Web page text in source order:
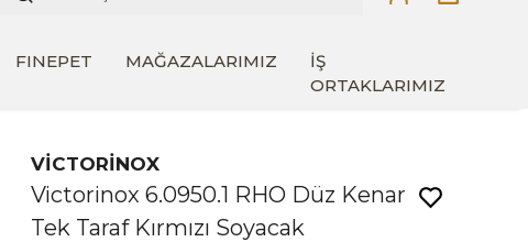
FINEPET MAĞAZALARIMIZ
İŞ
ORTAKLARIMIZ
VİCTORİNOX
Victorinox 6.0950.1 RHO Düz Kenar
Tek Taraf Kırmızı Soyacak